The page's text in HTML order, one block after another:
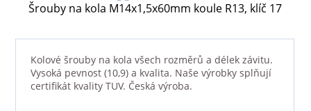
Šrouby na kola M14x1,5x60mm koule R13, klíč 17
Kolové šrouby na kola všech rozměrů a délek závitu.
Vysoká pevnost (10,9) a kvalita. Naše výrobky splňují
certifikát kvality TUV. Česká výroba.